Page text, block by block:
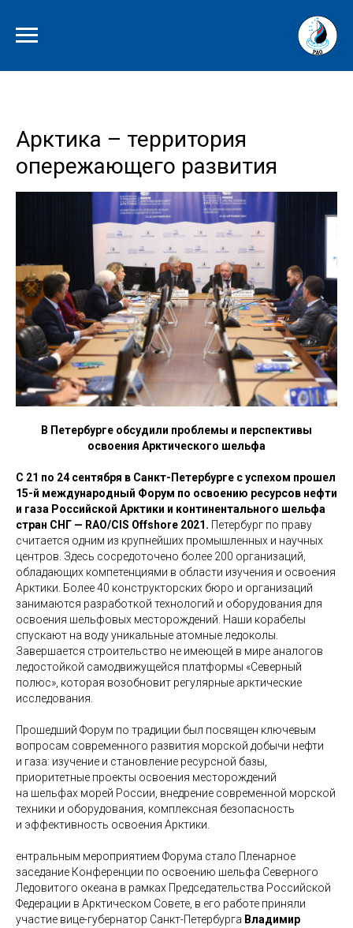
Арктика – территория
опережающего развития
В Петербурге обсудили проблемы и перспективы
освоения Арктического шельфа
С 21 по 24 сентября в Санкт-Петербурге с успехом прошел
15-й международный Форум по освоению ресурсов нефти
и газа Российской Арктики и континентального шельфа
стран СНГ — RAO/CIS Offshore 2021. Петербург по праву
считается одним из крупнейших промышленных и научных
центров. Здесь сосредоточено более 200 организаций,
обладающих компетенциями в области изучения и освоения
Арктики. Более 40 конструкторских бюро и организаций
занимаются разработкой технологий и оборудования для
освоения шельфовых месторождений. Наши корабелы
спускают на воду уникальные атомные ледоколы.
Завершается строительство не имеющей в мире аналогов
ледостойкой самодвижущейся платформы «Северный
полюс», которая возобновит регулярные арктические
исследования.
Прошедший Форум по традиции был посвящен ключевым
вопросам современного развития морской добычи нефти
и газа: изучение и становление ресурсной базы,
приоритетные проекты освоения месторождений
на шельфах морей России, внедрение современной морской
техники и оборудования, комплексная безопасность
и эффективность освоения Арктики.
ентральным мероприятием Форума стало Пленарное
заседание Конференции по освоению шельфа Северного
Ледовитого океана в рамках Председательства Российской
Федерации в Арктическом Совете, в его работе приняли
участие вице-губернатор Санкт-Петербурга Владимир